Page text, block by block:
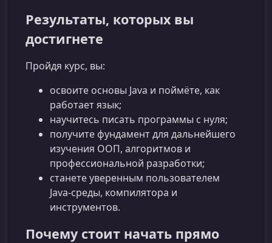
Результаты, которых вы
достигнете
Пройдя курс, вы:
освоите основы Java и поймёте, как
работает язык;
научитесь писать программы с нуля;
получите фундамент для дальнейшего
изучения ООП, алгоритмов и
профессиональной разработки;
станете уверенным пользователем
Java‑среды, компилятора и
инструментов.
Почему стоит начать прямо